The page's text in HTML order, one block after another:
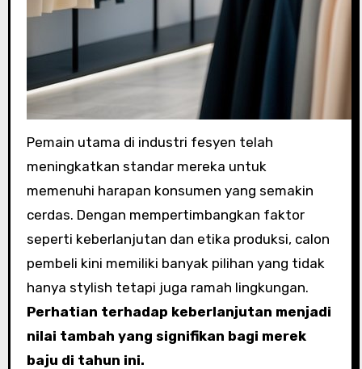
Pemain utama di industri fesyen telah
meningkatkan standar mereka untuk
memenuhi harapan konsumen yang semakin
cerdas. Dengan mempertimbangkan faktor
seperti keberlanjutan dan etika produksi, calon
pembeli kini memiliki banyak pilihan yang tidak
hanya stylish tetapi juga ramah lingkungan.
Perhatian terhadap keberlanjutan menjadi
nilai tambah yang signifikan bagi merek
baju di tahun ini.